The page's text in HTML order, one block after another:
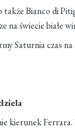
Bianco di
na świecie białe
Saturnia czas
kierunek Ferrara.